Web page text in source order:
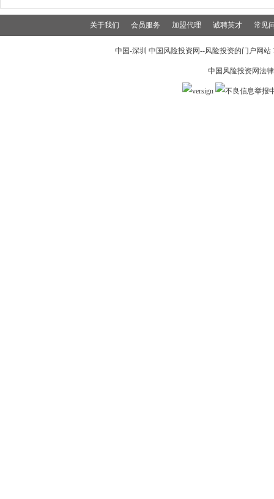
关于我们 会员服务 加盟代理 诚聘英才 常见
中国-深圳 中国风险投资网--风险投资的门户网
中国风险投资网法